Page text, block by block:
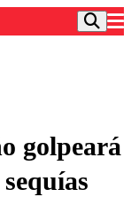
golpeará